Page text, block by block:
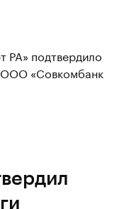
РА» подтвердило
ООО «Совкомбанк